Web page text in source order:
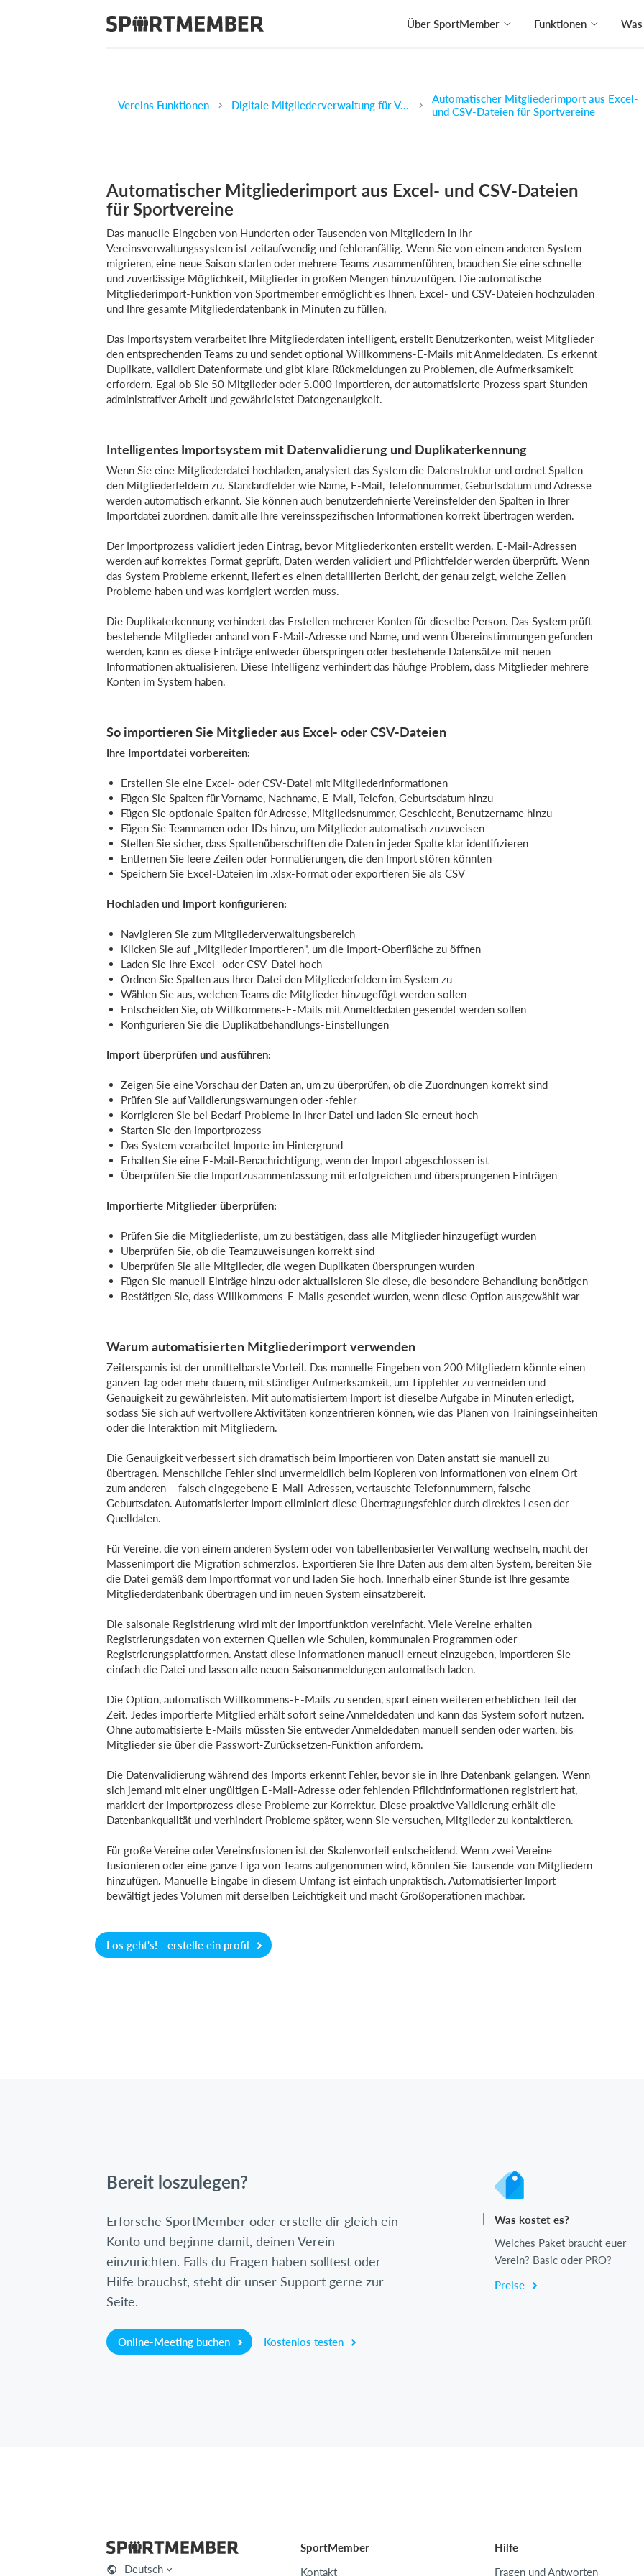
Über SportMember Funktionen
Vereins Funktionen Digitale Mitgliederverwaltung für Vereine – kostenlos & effizient
Automatischer Mitgliederimport aus Excel-
und CSV-Dateien für Sportvereine
Automatischer Mitgliederimport aus Excel- und CSV-Dateien
für Sportvereine
Das manuelle Eingeben von Hunderten oder Tausenden von Mitgliedern in Ihr
Vereinsverwaltungssystem ist zeitaufwendig und fehleranfällig. Wenn Sie von einem anderen System
migrieren, eine neue Saison starten oder mehrere Teams zusammenführen, brauchen Sie eine schnelle
und zuverlässige Möglichkeit, Mitglieder in großen Mengen hinzuzufügen. Die automatische
Mitgliederimport-Funktion von Sportmember ermöglicht es Ihnen, Excel- und CSV-Dateien hochzuladen
und Ihre gesamte Mitgliederdatenbank in Minuten zu füllen.
Das Importsystem verarbeitet Ihre Mitgliederdaten intelligent, erstellt Benutzerkonten, weist Mitglieder
den entsprechenden Teams zu und sendet optional Willkommens-E-Mails mit Anmeldedaten. Es erkennt
Duplikate, validiert Datenformate und gibt klare Rückmeldungen zu Problemen, die Aufmerksamkeit
erfordern. Egal ob Sie 50 Mitglieder oder 5.000 importieren, der automatisierte Prozess spart Stunden
administrativer Arbeit und gewährleistet Datengenauigkeit.
Intelligentes Importsystem mit Datenvalidierung und Duplikaterkennung
Wenn Sie eine Mitgliederdatei hochladen, analysiert das System die Datenstruktur und ordnet Spalten
den Mitgliederfeldern zu. Standardfelder wie Name, E-Mail, Telefonnummer, Geburtsdatum und Adresse
werden automatisch erkannt. Sie können auch benutzerdefinierte Vereinsfelder den Spalten in Ihrer
Importdatei zuordnen, damit alle Ihre vereinsspezifischen Informationen korrekt übertragen werden.
Der Importprozess validiert jeden Eintrag, bevor Mitgliederkonten erstellt werden. E-Mail-Adressen
werden auf korrektes Format geprüft, Daten werden validiert und Pflichtfelder werden überprüft. Wenn
das System Probleme erkennt, liefert es einen detaillierten Bericht, der genau zeigt, welche Zeilen
Probleme haben und was korrigiert werden muss.
Die Duplikaterkennung verhindert das Erstellen mehrerer Konten für dieselbe Person. Das System prüft
bestehende Mitglieder anhand von E-Mail-Adresse und Name, und wenn Übereinstimmungen gefunden
werden, kann es diese Einträge entweder überspringen oder bestehende Datensätze mit neuen
Informationen aktualisieren. Diese Intelligenz verhindert das häufige Problem, dass Mitglieder mehrere
Konten im System haben.
So importieren Sie Mitglieder aus Excel- oder CSV-Dateien
Ihre Importdatei vorbereiten:
Erstellen Sie eine Excel- oder CSV-Datei mit Mitgliederinformationen
Fügen Sie Spalten für Vorname, Nachname, E-Mail, Telefon, Geburtsdatum hinzu
Fügen Sie optionale Spalten für Adresse, Mitgliedsnummer, Geschlecht, Benutzername hinzu
Fügen Sie Teamnamen oder IDs hinzu, um Mitglieder automatisch zuzuweisen
Stellen Sie sicher, dass Spaltenüberschriften die Daten in jeder Spalte klar identifizieren
Entfernen Sie leere Zeilen oder Formatierungen, die den Import stören könnten
Speichern Sie Excel-Dateien im .xlsx-Format oder exportieren Sie als CSV
Hochladen und Import konfigurieren:
Navigieren Sie zum Mitgliederverwaltungsbereich
Klicken Sie auf „Mitglieder importieren", um die Import-Oberfläche zu öffnen
Laden Sie Ihre Excel- oder CSV-Datei hoch
Ordnen Sie Spalten aus Ihrer Datei den Mitgliederfeldern im System zu
Wählen Sie aus, welchen Teams die Mitglieder hinzugefügt werden sollen
Entscheiden Sie, ob Willkommens-E-Mails mit Anmeldedaten gesendet werden sollen
Konfigurieren Sie die Duplikatbehandlungs-Einstellungen
Import überprüfen und ausführen:
Zeigen Sie eine Vorschau der Daten an, um zu überprüfen, ob die Zuordnungen korrekt sind
Prüfen Sie auf Validierungswarnungen oder -fehler
Korrigieren Sie bei Bedarf Probleme in Ihrer Datei und laden Sie erneut hoch
Starten Sie den Importprozess
Das System verarbeitet Importe im Hintergrund
Erhalten Sie eine E-Mail-Benachrichtigung, wenn der Import abgeschlossen ist
Überprüfen Sie die Importzusammenfassung mit erfolgreichen und übersprungenen Einträgen
Importierte Mitglieder überprüfen:
Prüfen Sie die Mitgliederliste, um zu bestätigen, dass alle Mitglieder hinzugefügt wurden
Überprüfen Sie, ob die Teamzuweisungen korrekt sind
Überprüfen Sie alle Mitglieder, die wegen Duplikaten übersprungen wurden
Fügen Sie manuell Einträge hinzu oder aktualisieren Sie diese, die besondere Behandlung benötigen
Bestätigen Sie, dass Willkommens-E-Mails gesendet wurden, wenn diese Option ausgewählt war
Warum automatisierten Mitgliederimport verwenden
Zeitersparnis ist der unmittelbarste Vorteil. Das manuelle Eingeben von 200 Mitgliedern könnte einen
ganzen Tag oder mehr dauern, mit ständiger Aufmerksamkeit, um Tippfehler zu vermeiden und
Genauigkeit zu gewährleisten. Mit automatisiertem Import ist dieselbe Aufgabe in Minuten erledigt,
sodass Sie sich auf wertvollere Aktivitäten konzentrieren können, wie das Planen von Trainingseinheiten
oder die Interaktion mit Mitgliedern.
Die Genauigkeit verbessert sich dramatisch beim Importieren von Daten anstatt sie manuell zu
übertragen. Menschliche Fehler sind unvermeidlich beim Kopieren von Informationen von einem Ort
zum anderen – falsch eingegebene E-Mail-Adressen, vertauschte Telefonnummern, falsche
Geburtsdaten. Automatisierter Import eliminiert diese Übertragungsfehler durch direktes Lesen der
Quelldaten.
Für Vereine, die von einem anderen System oder von tabellenbasierter Verwaltung wechseln, macht der
Massenimport die Migration schmerzlos. Exportieren Sie Ihre Daten aus dem alten System, bereiten Sie
die Datei gemäß dem Importformat vor und laden Sie hoch. Innerhalb einer Stunde ist Ihre gesamte
Mitgliederdatenbank übertragen und im neuen System einsatzbereit.
Die saisonale Registrierung wird mit der Importfunktion vereinfacht. Viele Vereine erhalten
Registrierungsdaten von externen Quellen wie Schulen, kommunalen Programmen oder
Registrierungsplattformen. Anstatt diese Informationen manuell erneut einzugeben, importieren Sie
einfach die Datei und lassen alle neuen Saisonanmeldungen automatisch laden.
Die Option, automatisch Willkommens-E-Mails zu senden, spart einen weiteren erheblichen Teil der
Zeit. Jedes importierte Mitglied erhält sofort seine Anmeldedaten und kann das System sofort nutzen.
Ohne automatisierte E-Mails müssten Sie entweder Anmeldedaten manuell senden oder warten, bis
Mitglieder sie über die Passwort-Zurücksetzen-Funktion anfordern.
Die Datenvalidierung während des Imports erkennt Fehler, bevor sie in Ihre Datenbank gelangen. Wenn
sich jemand mit einer ungültigen E-Mail-Adresse oder fehlenden Pflichtinformationen registriert hat,
markiert der Importprozess diese Probleme zur Korrektur. Diese proaktive Validierung erhält die
Datenbankqualität und verhindert Probleme später, wenn Sie versuchen, Mitglieder zu kontaktieren.
Für große Vereine oder Vereinsfusionen ist der Skalenvorteil entscheidend. Wenn zwei Vereine
fusionieren oder eine ganze Liga von Teams aufgenommen wird, könnten Sie Tausende von Mitgliedern
hinzufügen. Manuelle Eingabe in diesem Umfang ist einfach unpraktisch. Automatisierter Import
bewältigt jedes Volumen mit derselben Leichtigkeit und macht Großoperationen machbar.
Los geht's! - erstelle ein profil
Bereit loszulegen?
Erforsche SportMember oder erstelle dir gleich ein
Konto und beginne damit, deinen Verein
einzurichten. Falls du Fragen haben solltest oder
Hilfe brauchst, steht dir unser Support gerne zur
Seite.
Online-Meeting buchen Kostenlos testen
Was kostet es?
Welches Paket braucht euer
Verein? Basic oder PRO?
Preise
Deutsch
SportMember
Kontakt
Hilfe
Fragen und Antworten